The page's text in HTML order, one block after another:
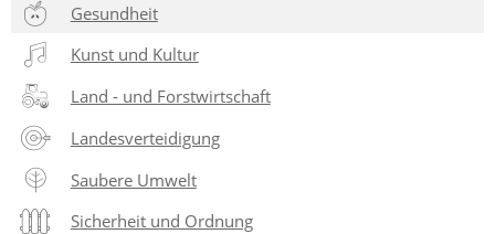
Gesundheit
Kunst und Kultur
Land - und Forstwirtschaft
Landesverteidigung
Saubere Umwelt
Sicherheit und Ordnung